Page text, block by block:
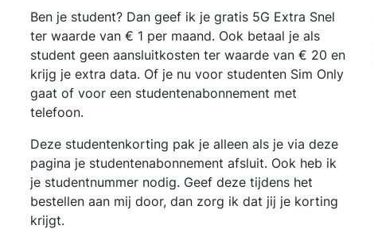
Ben je student? Dan geef ik je gratis 5G Extra Snel
ter waarde van € 1 per maand. Ook betaal je als
student geen aansluitkosten ter waarde van € 20 en
krijg je extra data. Of je nu voor studenten Sim Only
gaat of voor een studentenabonnement met
telefoon.
Deze studentenkorting pak je alleen als je via deze
pagina je studentenabonnement afsluit. Ook heb ik
je studentnummer nodig. Geef deze tijdens het
bestellen aan mij door, dan zorg ik dat jij je korting
krijgt.